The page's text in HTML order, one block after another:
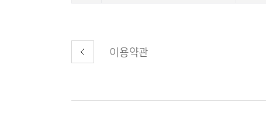
이용약관
부민병원그룹소개
의료진 소개